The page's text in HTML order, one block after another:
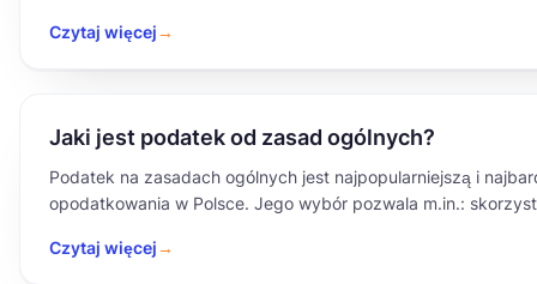
Czytaj więcej→
Jaki jest podatek od zasad ogólnych?
Podatek na zasadach ogólnych jest najpopularniejszą i
opodatkowania w Polsce. Jego wybór pozwala m.in.:
Czytaj więcej→